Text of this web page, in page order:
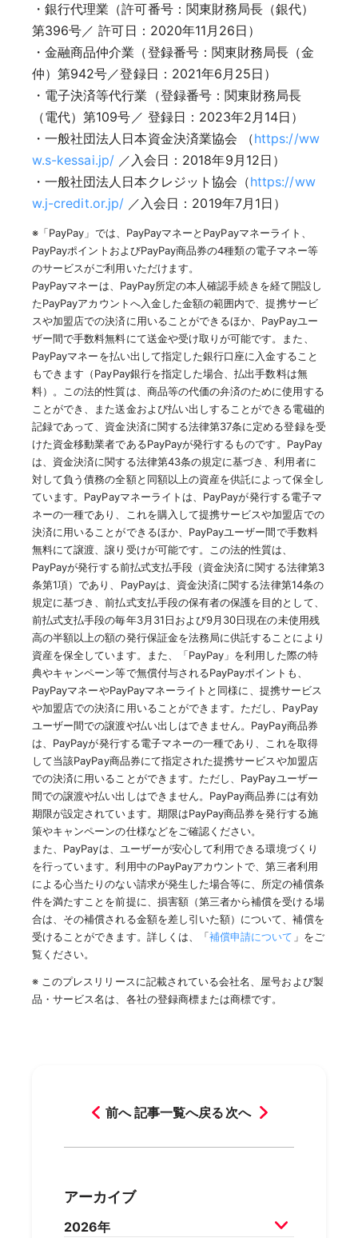
・銀行代理業（許可番号：関東財務局長（銀代）
第396号／ 許可日：2020年11月26日）
・金融商品仲介業（登録番号：関東財務局長（金
仲）第942号／登録日：2021年6月25日）
・電子決済等代行業（登録番号：関東財務局長
（電代）第109号／ 登録日：2023年2月14日）
・一般社団法人日本資金決済業協会 （https://ww
w.s-kessai.jp/／入会日：2018年9月12日）
・一般社団法人日本クレジット協会（https://ww
w.j-credit.or.jp/ ／入会日：2019年7月1日）
※「PayPay」では、PayPayマネーとPayPayマネーライト、
PayPayポイントおよびPayPay商品券の4種類の電子マネー等
のサービスがご利用いただけます。
PayPayマネーは、PayPay所定の本人確認手続きを経て開設し
たPayPayアカウントへ入金した金額の範囲内で、提携サービ
スや加盟店での決済に用いることができるほか、PayPayユー
ザー間で手数料無料にて送金や受け取りが可能です。また、
PayPayマネーを払い出して指定した銀行口座に入金すること
もできます（PayPay銀行を指定した場合、払出手数料は無
料）。この法的性質は、商品等の代価の弁済のために使用する
ことができ、また送金および払い出しすることができる電磁的
記録であって、資金決済に関する法律第37条に定める登録を受
けた資金移動業者であるPayPayが発行するものです。PayPay
は、資金決済に関する法律第43条の規定に基づき、利用者に
対して負う債務の全額と同額以上の資産を供託によって保全し
ています。PayPayマネーライトは、PayPayが発行する電子マ
ネーの一種であり、これを購入して提携サービスや加盟店での
決済に用いることができるほか、PayPayユーザー間で手数料
無料にて譲渡、譲り受けが可能です。この法的性質は、
PayPayが発行する前払式支払手段（資金決済に関する法律第3
条第1項）であり、PayPayは、資金決済に関する法律第14条の
規定に基づき、前払式支払手段の保有者の保護を目的として、
前払式支払手段の毎年3月31日および9月30日現在の未使用残
高の半額以上の額の発行保証金を法務局に供託することにより
資産を保全しています。また、「PayPay」を利用した際の特
典やキャンペーン等で無償付与されるPayPayポイントも、
PayPayマネーやPayPayマネーライトと同様に、提携サービス
や加盟店での決済に用いることができます。ただし、PayPay
ユーザー間での譲渡や払い出しはできません。PayPay商品券
は、PayPayが発行する電子マネーの一種であり、これを取得
して当該PayPay商品券にて指定された提携サービスや加盟店
での決済に用いることができます。ただし、PayPayユーザー
間での譲渡や払い出しはできません。PayPay商品券には有効
期限が設定されています。期限はPayPay商品券を発行する施
策やキャンペーンの仕様などをご確認ください。
また、PayPayは、ユーザーが安心して利用できる環境づくり
を行っています。利用中のPayPayアカウントで、第三者利用
による心当たりのない請求が発生した場合等に、所定の補償条
件を満たすことを前提に、損害額（第三者から補償を受ける場
合は、その補償される金額を差し引いた額）について、補償を
受けることができます。詳しくは、「補償申請について 」をご
覧ください。
※ このプレスリリースに記載されている会社名、屋号および製
品・サービス名は、各社の登録商標または商標です。
前へ 記事一覧へ戻る 次へ
アーカイブ
2026年